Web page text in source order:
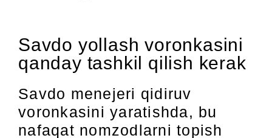
Savdo yollash voronkasini
qanday tashkil qilish kerak
Savdo menejeri qidiruv
voronkasini yaratishda, bu
nafaqat nomzodlarni topish